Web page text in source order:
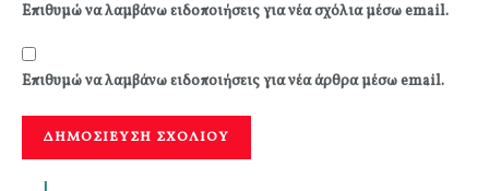
Επιθυμώ να λαμβάνω ειδοποιήσεις για νέα σχόλια μέσω email.
Επιθυμώ να λαμβάνω ειδοποιήσεις για νέα άρθρα μέσω email.